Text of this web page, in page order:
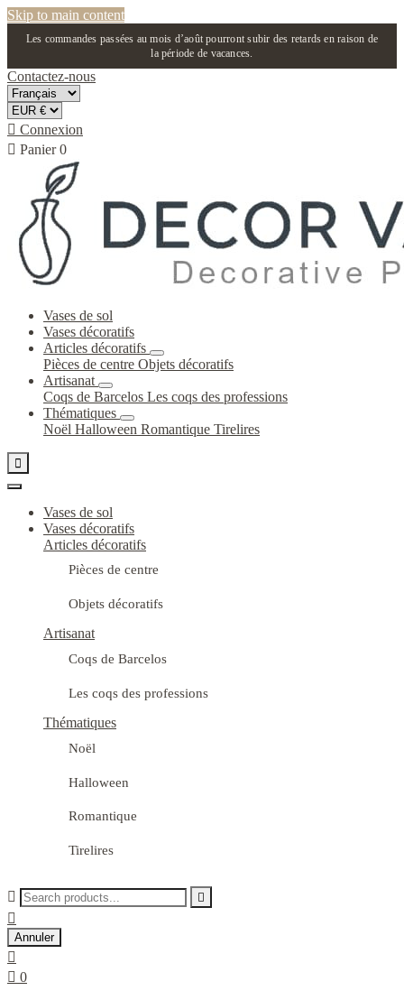
Skip to main content
Les commandes passées au mois d’août pourront subir des retards en raison de
la période de vacances.
Contactez-nous
 Connexion
 Panier 0
Vases de sol
Vases décoratifs
Articles décoratifs
Pièces de centre Objets décoratifs
Artisanat
Coqs de Barcelos Les coqs des professions
Thématiques
Noël Halloween Romantique Tirelires

Vases de sol
Vases décoratifs
Articles décoratifs
Pièces de centre
Objets décoratifs
Artisanat
Coqs de Barcelos
Les coqs des professions
Thématiques
Noël
Halloween
Romantique
Tirelires
 

Annuler

 0